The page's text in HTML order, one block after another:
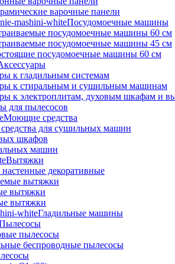
варочные панели
Посудомоечные машины
посудомоечные машины 60 см
посудомоечные машины 45 см
посудомоечные машины 60 см
к гладильным системам
к стиральным и сушильным машинам
к электроплитам, духовым шкафам и
для пылесосов
Моющие средства
для сушильных машин
шкафов
машин
Вытяжки
декоративные
вытяжки
вытяжки
вытяжки
Гладильные машины
пылесосы
беспроводные пылесосы